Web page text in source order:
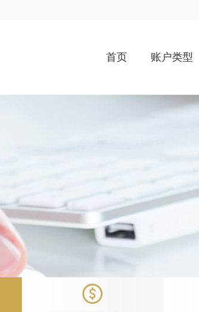
首页 账户类型